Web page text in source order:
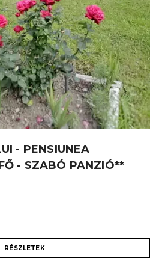
- PENSIUNEA
- SZABÓ PANZIÓ**
RÉSZLETEK